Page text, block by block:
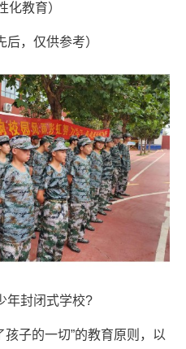
化教育）
后，仅供参考）
年封闭式学校?
子的一切”的教育原则，以